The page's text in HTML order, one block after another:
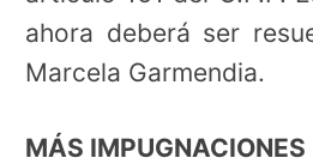
ahora deberá ser
Marcela Garmendia.
MÁS IMPUGNACIONES